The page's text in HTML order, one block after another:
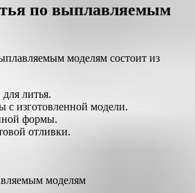
по выплавляемым
моделям состоит из
литья.
с изготовленной модели.
формы.
отливки.
моделям